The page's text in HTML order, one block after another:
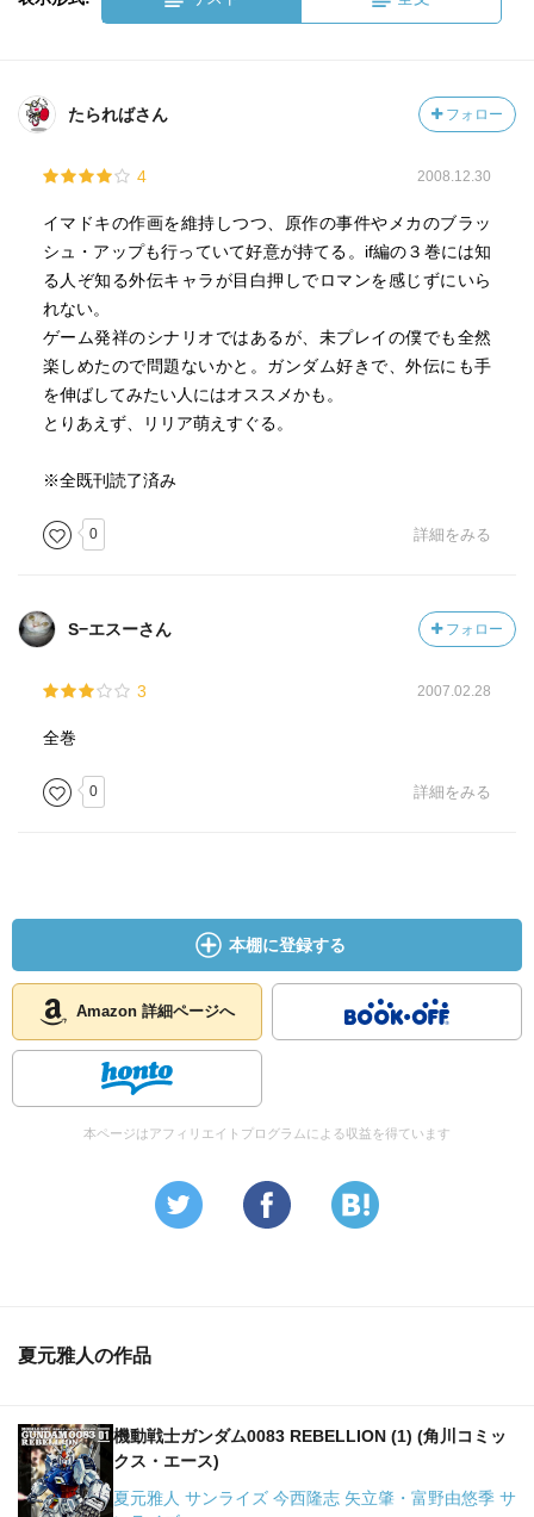
たらればさん フォロー
4 2008.12.30
イマドキの作画を維持しつつ、原作の事件やメカのブラッ
シュ・アップも行っていて好意が持てる。if編の３巻には知
る人ぞ知る外伝キャラが目白押しでロマンを感じずにいら
れない。
ゲーム発祥のシナリオではあるが、未プレイの僕でも全然
楽しめたので問題ないかと。ガンダム好きで、外伝にも手
を伸ばしてみたい人にはオススメかも。
とりあえず、リリア萌えすぐる。
※全既刊読了済み
0 詳細をみる
S−エスーさん フォロー
3 2007.02.28
全巻
0 詳細をみる
本棚に登録する
Amazon 詳細ページへ
本ページはアフィリエイトプログラムによる収益を得ています
夏元雅人の作品
機動戦士ガンダム0083 REBELLION (1) (角川コミッ
クス・エース)
夏元雅人 サンライズ 今西隆志 矢立肇・富野由悠季 サ